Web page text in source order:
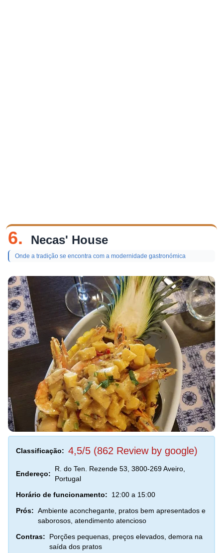
6. Necas' House
Onde a tradição se encontra com a modernidade gastronómica
Classificação: 4,5/5 (862 Review by google)
Endereço:
R. do Ten. Rezende 53, 3800-269 Aveiro,
Portugal
Horário de funcionamento:
12:00 a 15:00
Prós: Ambiente aconchegante, pratos bem apresentados e
saborosos, atendimento atencioso
Contras:
Porções pequenas, preços elevados, demora na
saída dos pratos